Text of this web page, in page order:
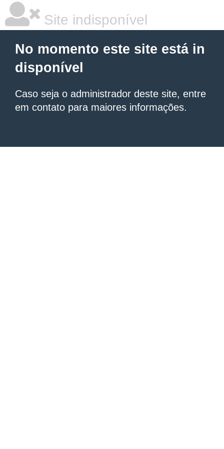
Site indisponível
No momento este site está in
disponível
Caso seja o administrador deste site, entre
em contato para maiores informações.